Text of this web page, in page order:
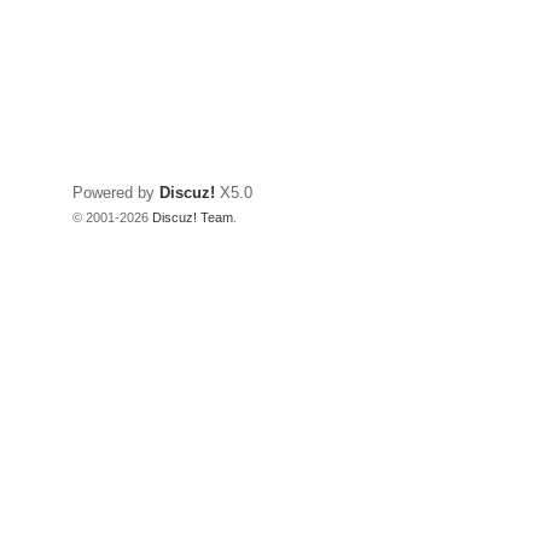
Powered by Discuz! X5.0
© 2001-2026 Discuz! Team.